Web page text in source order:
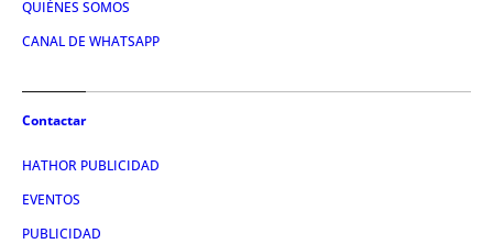
QUIÉNES SOMOS
CANAL DE WHATSAPP
Contactar
HATHOR PUBLICIDAD
EVENTOS
PUBLICIDAD